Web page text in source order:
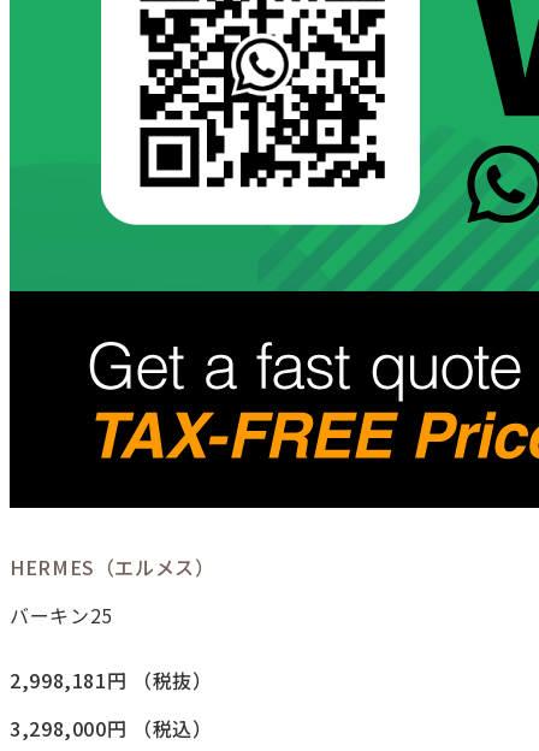
HERMES（エルメス）
バーキン25
2,998,181円
（税抜）
3,298,000円
（税込）